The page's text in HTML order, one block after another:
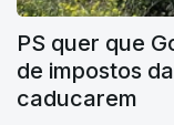
PS quer que
de impostos
caducarem